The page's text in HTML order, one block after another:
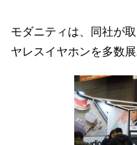
モダニティは、同社が
ヤレスイヤホンを多数展